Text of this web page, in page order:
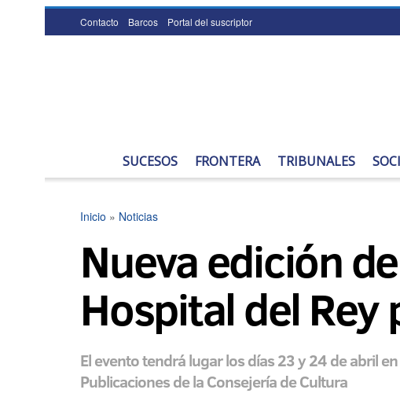
Contacto Barcos Portal del suscriptor
SUCESOS FRONTERA TRIBUNALES
Inicio » Noticias
Nueva edición
Hospital del Rey
El evento tendrá lugar los días 23 y 24 de abril
Publicaciones de la Consejería de Cultura